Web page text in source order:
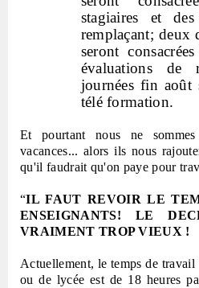
stagiaires et
remplaçant; deux
seront
évaluations de
journées fin août
télé formation.
Et pourtant nous ne
vacances... alors ils nous
qu'il faudrait qu'on paye pour
“IL FAUT REVOIR LE
ENSEIGNANTS! LE
VRAIMENT TROP VIEUX !
Actuellement, le temps de
ou de lycée est de 18 heures